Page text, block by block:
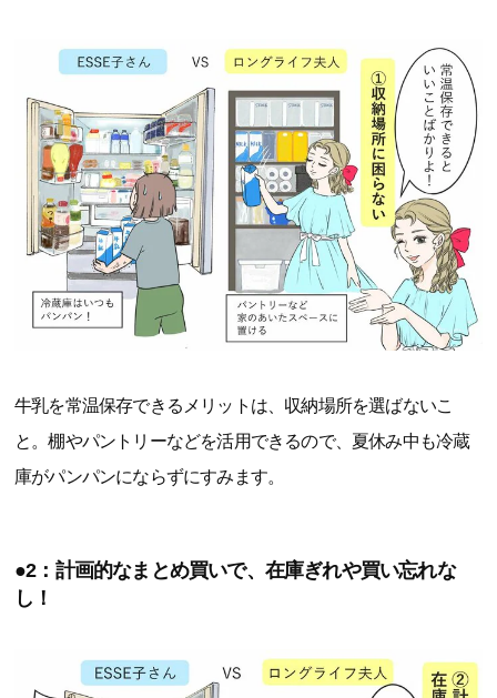
牛乳を常温保存できるメリットは、収納場所を選ばないこ
と。棚やパントリーなどを活用できるので、夏休み中も冷蔵
庫がパンパンにならずにすみます。
●2：計画的なまとめ買いで、在庫ぎれや買い忘れな
し！